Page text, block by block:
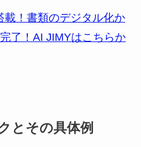
！書類のデジタル化か
了！AI JIMYはこちらか
とその具体例